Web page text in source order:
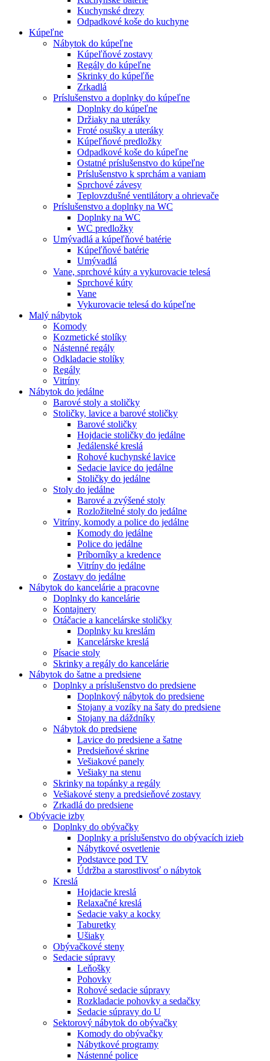
Kuchynské drezy
Odpadkové koše do kuchyne
Kúpeľne
Nábytok do kúpeľne
Kúpeľňové zostavy
Regály do kúpeľne
Skrinky do kúpeľňe
Zrkadlá
Príslušenstvo a doplnky do kúpeľne
Doplnky do kúpeľne
Držiaky na uteráky
Froté osušky a uteráky
Kúpeľňové predložky
Odpadkové koše do kúpeľne
Ostatné príslušenstvo do kúpeľne
Príslušenstvo k sprchám a vaniam
Sprchové závesy
Teplovzdušné ventilátory a ohrievače
Príslušenstvo a doplnky na WC
Doplnky na WC
WC predložky
Umývadlá a kúpeľňové batérie
Kúpeľňové batérie
Umývadlá
Vane, sprchové kúty a vykurovacie telesá
Sprchové kúty
Vane
Vykurovacie telesá do kúpeľne
Malý nábytok
Komody
Kozmetické stolíky
Nástenné regály
Odkladacie stolíky
Regály
Vitríny
Nábytok do jedálne
Barové stoly a stoličky
Stoličky, lavice a barové stoličky
Barové stoličky
Hojdacie stoličky do jedálne
Jedálenské kreslá
Rohové kuchynské lavice
Sedacie lavice do jedálne
Stoličky do jedálne
Stoly do jedálne
Barové a zvýšené stoly
Rozložitelné stoly do jedálne
Vitríny, komody a police do jedálne
Komody do jedálne
Police do jedálne
Príborníky a kredence
Vitríny do jedálne
Zostavy do jedálne
Nábytok do kancelárie a pracovne
Doplnky do kancelárie
Kontajnery
Otáčacie a kancelárske stoličky
Doplnky ku kreslám
Kancelárske kreslá
Písacie stoly
Skrinky a regály do kancelárie
Nábytok do šatne a predsiene
Doplnky a príslušenstvo do predsiene
Doplnkový nábytok do predsiene
Stojany a vozíky na šaty do predsiene
Stojany na dáždníky
Nábytok do predsiene
Lavice do predsiene a šatne
Predsieňové skrine
Vešiakové panely
Vešiaky na stenu
Skrinky na topánky a regály
Vešiakové steny a predsieňové zostavy
Zrkadlá do predsiene
Obývacie izby
Doplnky do obývačky
Doplnky a príslušenstvo do obývacích izieb
Nábytkové osvetlenie
Podstavce pod TV
Údržba a starostlivosť o nábytok
Kreslá
Hojdacie kreslá
Relaxačné kreslá
Sedacie vaky a kocky
Taburetky
Ušiaky
Obývačkové steny
Sedacie súpravy
Leňošky
Pohovky
Rohové sedacie súpravy
Rozkladacie pohovky a sedačky
Sedacie súpravy do U
Sektorový nábytok do obývačky
Komody do obývačky
Nábytkové programy
Nástenné police